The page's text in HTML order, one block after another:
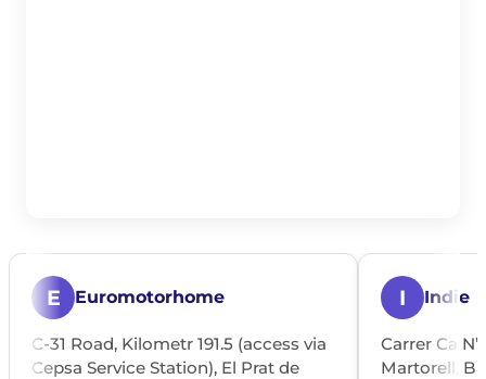
E Euromotorhome
C-31 Road, Kilometr 191.5 (access via
Cepsa Service Station), El Prat de
I Indie
Carrer Ca
Martorell,